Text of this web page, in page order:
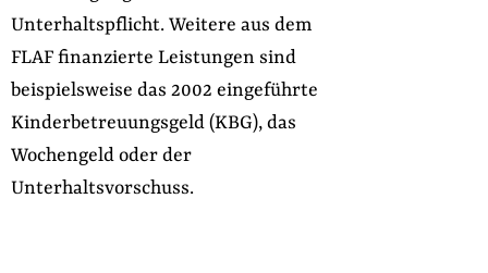
Unterhaltspflicht. Weitere aus dem
FLAF finanzierte Leistungen sind
beispielsweise das 2002 eingeführte
Kinderbetreuungsgeld (KBG), das
Wochengeld oder der
Unterhaltsvorschuss.